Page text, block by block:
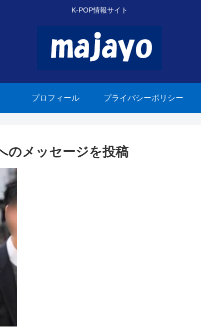
K-POP情報サイト
プロフィール プライバシーポリシー
のメッセージを投稿